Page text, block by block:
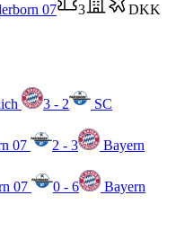
07 3
DKK
3 - 2
SC
07 2 - 3
Bayern
07 0 - 6
Bayern